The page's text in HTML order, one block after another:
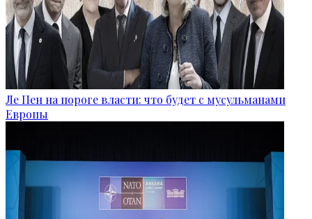
Ле Пен на пороге власти: что будет с мусульманами
Европы